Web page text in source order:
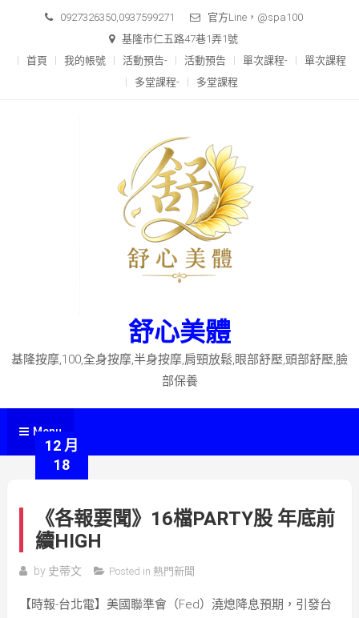
content
0927326350,0937599271
官方Line，@spa100
基隆市仁五路47巷1弄1號
首頁
我的帳號 活動預告- 活動預告 單次課程-
單次課程
多堂課程-
多堂課程
舒心美體
基隆按摩,100,全身按摩,半身按摩,肩頸放鬆,眼部舒壓,頭部舒壓,臉
部保養
Menu
12 月
18
《各報要聞》16檔PARTY股 年底前
續HIGH
by 史蒂文 Posted in 熱門新聞
【時報-台北電】美國聯準會（Fed）澆熄降息預期，引發台